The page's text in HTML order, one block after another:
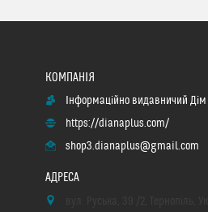
Інформаційно видавничий
https://dianaplus.com/
shop3.dianaplus@gmail.com